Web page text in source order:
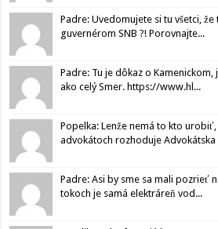
Padre: Uvedomujete si tu všetci,
guvernérom SNB ?! Porovnajte...
Padre: Tu je dôkaz o
ako celý Smer. https://www.hl...
Popelka: Lenže nemá to kto
advokátoch rozhoduje Advokátska
Padre: Asi by sme sa mali pozrieť
tokoch je samá elektráreň vod...